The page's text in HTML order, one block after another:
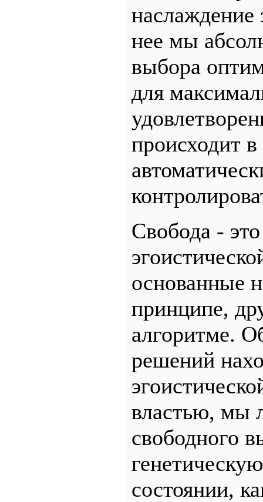
наслаждение
нее мы
выбора
для
происходит
Свобода -
основанные
принципе,
алгоритме.
решений
властью, мы
свободного
состоянии,